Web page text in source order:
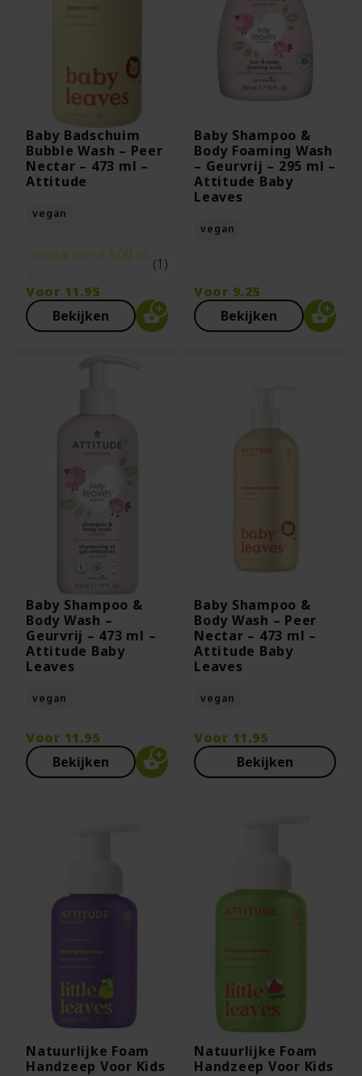
Baby Badschuim
Bubble Wash – Peer
Nectar – 473 ml –
Attitude
vegan
Gewaardeerd 5.00 uit
5
(1)
Voor 11.95
Bekijken
Baby Shampoo &
Body Foaming Wash
– Geurvrij – 295 ml –
Attitude Baby
Leaves
vegan
Voor 9.25
Bekijken
Baby Shampoo &
Body Wash –
Geurvrij – 473 ml –
Attitude Baby
Leaves
vegan
Voor 11.95
Bekijken
Baby Shampoo &
Body Wash – Peer
Nectar – 473 ml –
Attitude Baby
Leaves
vegan
Voor 11.95
Bekijken
Natuurlijke Foam
Handzeep Voor Kids
Natuurlijke Foam
Handzeep Voor Kids